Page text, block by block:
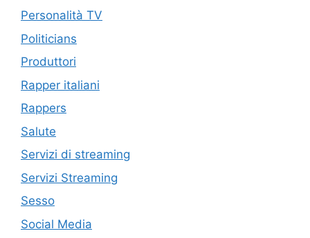
Personalità TV
Politicians
Produttori
Rapper italiani
Rappers
Salute
Servizi di streaming
Servizi Streaming
Sesso
Social Media